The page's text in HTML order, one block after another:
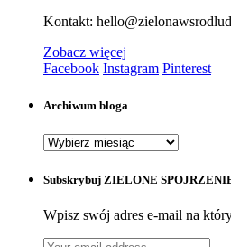
Kontakt:
Zobacz więcej
Facebook Instagram Pinterest
Archiwum bloga
Archiwum
Subskrybuj ZIELONE
Wpisz swój adres e-mail na